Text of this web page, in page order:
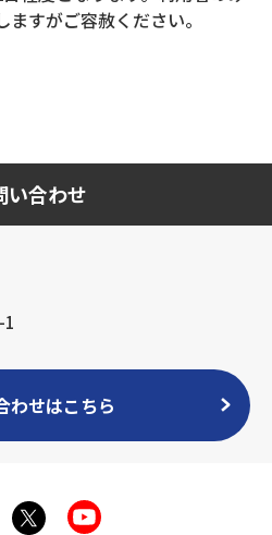
すがご容赦ください。
い合わせ
1
わせはこちら